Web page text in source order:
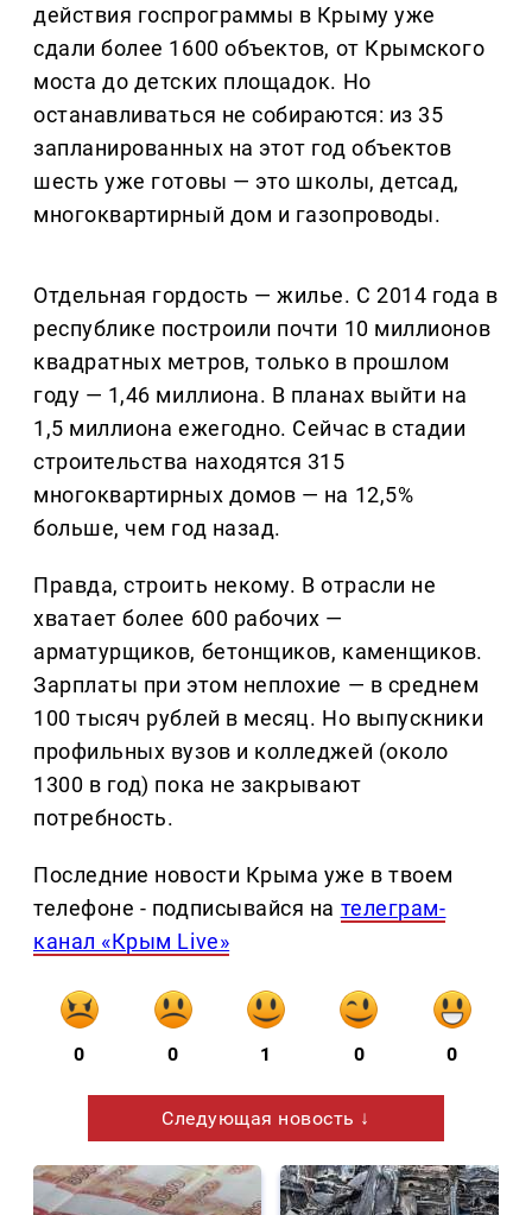
действия госпрограммы в Крыму уже
сдали более 1600 объектов, от Крымского
моста до детских площадок. Но
останавливаться не собираются: из 35
запланированных на этот год объектов
шесть уже готовы — это школы, детсад,
многоквартирный дом и газопроводы.
Отдельная гордость — жилье. С 2014 года в
республике построили почти 10 миллионов
квадратных метров, только в прошлом
году — 1,46 миллиона. В планах выйти на
1,5 миллиона ежегодно. Сейчас в стадии
строительства находятся 315
многоквартирных домов — на 12,5%
больше, чем год назад.
Правда, строить некому. В отрасли не
хватает более 600 рабочих —
арматурщиков, бетонщиков, каменщиков.
Зарплаты при этом неплохие — в среднем
100 тысяч рублей в месяц. Но выпускники
профильных вузов и колледжей (около
1300 в год) пока не закрывают
потребность.
Последние новости Крыма уже в твоем
телефоне - подписывайся на телеграм-
канал «Крым Live»
0 0 1 0 0
Следующая новость ↓